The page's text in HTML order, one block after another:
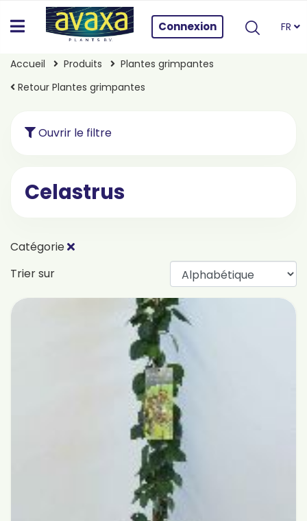
Connexion FR
Accueil Produits
Plantes grimpantes
Retour Plantes grimpantes
Ouvrir le filtre
Celastrus
Catégorie
Trier sur